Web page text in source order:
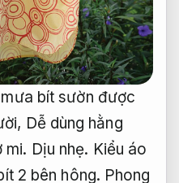
bít sườn được
Dễ dùng hằng
mi. Dịu nhẹ. Kiểu áo
2 bên hông. Phong